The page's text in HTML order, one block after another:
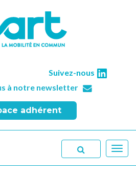
Suivez-nous
à notre newsletter
adhérent